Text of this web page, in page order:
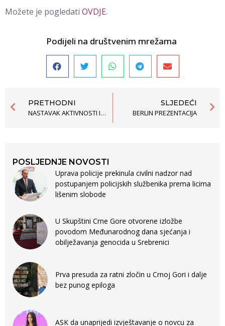
Možete je pogledati OVDJE.
Podijeli na društvenim mrežama
PRETHODNI
NASTAVAK AKTIVNOSTI IZGRADNJE KAPACITETA POLICIJE I TUŽILAŠTVA NA LOKALNOM NIVOU – TEMATSKI TRENINZI U HERCEG NOVOM
SLJEDEĆI
BERLIN PREZENTACIJA
POSLJEDNJE NOVOSTI
Uprava policije prekinula civilni nadzor nad
postupanjem policijskih službenika prema licima
lišenim slobode
U Skupštini Crne Gore otvorene izložbe
povodom Međunarodnog dana sjećanja i
obilježavanja genocida u Srebrenici
Prva presuda za ratni zločin u Crnoj Gori i dalje
bez punog epiloga
ASK da unaprijedi izvještavanje o novcu za